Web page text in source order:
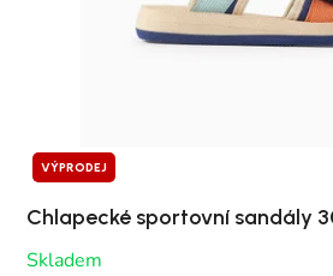
VÝPRODEJ
Chlapecké sportovní sandály
Skladem